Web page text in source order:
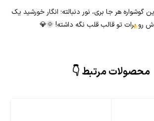
گوشواره هر جا بری، نور دنبالته؛ انگار خورشید یک
رو برات تو قالب قلب نگه داشته! 🌞💎
محصولات مرتبط 👇